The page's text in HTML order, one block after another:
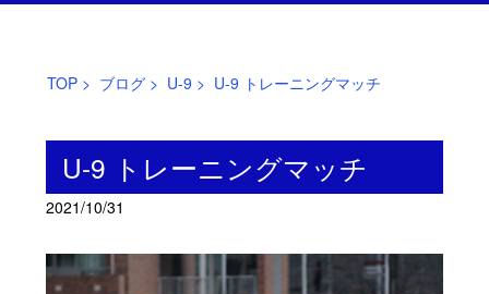
TOP> ブログ> U-9 > U-9 トレーニングマッチ
U-9 トレーニングマッチ
2021/10/31